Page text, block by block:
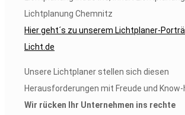
Hier geht´s zu unserem Lichtplaner-
Licht.de
Unsere Lichtplaner stellen sich diesen
Herausforderungen mit Freude und Know-
Wir rücken Ihr Unternehmen ins rechte